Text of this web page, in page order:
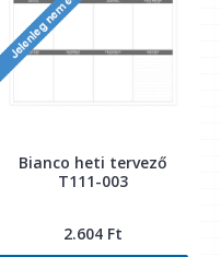
Bianco heti tervező
T111-003
2.604 Ft